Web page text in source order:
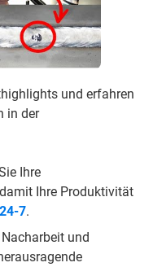
und erfahren
in der
Ihre
Ihre Produktivität
7.
und